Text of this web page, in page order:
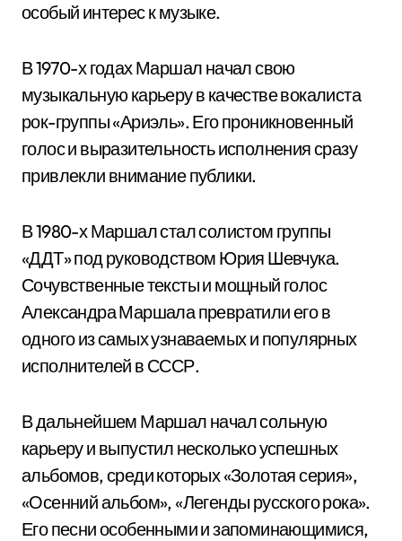
особый интерес к музыке.
В 1970-х годах Маршал начал свою
музыкальную карьеру в качестве вокалиста
рок-группы «Ариэль». Его проникновенный
голос и выразительность исполнения сразу
привлекли внимание публики.
В 1980-х Маршал стал солистом группы
«ДДТ» под руководством Юрия Шевчука.
Сочувственные тексты и мощный голос
Александра Маршала превратили его в
одного из самых узнаваемых и популярных
исполнителей в СССР.
В дальнейшем Маршал начал сольную
карьеру и выпустил несколько успешных
альбомов, среди которых «Золотая серия»,
«Осенний альбом», «Легенды русского рока».
Его песни особенными и запоминающимися,